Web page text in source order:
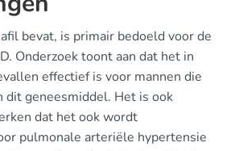
bevat, is primair bedoeld voor de
Onderzoek toont aan dat het in
effectief is voor mannen die
dit geneesmiddel. Het is ook
dat het ook wordt
pulmonale arteriële hypertensie